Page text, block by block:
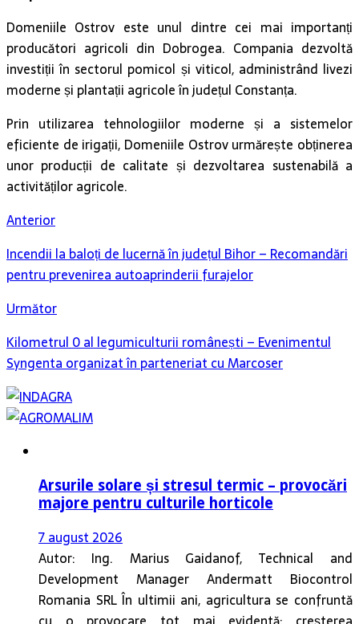
Domeniile Ostrov este unul dintre cei mai importanți
producători agricoli din Dobrogea. Compania dezvoltă
investiții în sectorul pomicol și viticol, administrând livezi
moderne și plantații agricole în județul Constanța.
Prin utilizarea tehnologiilor moderne și a sistemelor
eficiente de irigații, Domeniile Ostrov urmărește obținerea
unor producții de calitate și dezvoltarea sustenabilă a
activităților agricole.
Anterior
Incendii la baloți de lucernă în județul Bihor – Recomandări
pentru prevenirea autoaprinderii furajelor
Următor
Kilometrul 0 al legumiculturii românești – Evenimentul
Syngenta organizat în parteneriat cu Marcoser
Arsurile solare și stresul termic – provocări
majore pentru culturile horticole
7 august 2026
Autor: Ing. Marius Gaidanof, Technical and
Development Manager Andermatt Biocontrol
Romania SRL În ultimii ani, agricultura se confruntă